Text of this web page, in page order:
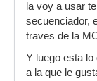
la voy a usar
secuenciador,
traves de la
Y luego esta
a la que le